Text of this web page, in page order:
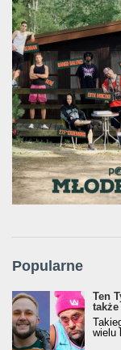
Popularne
Ten
także
wielu